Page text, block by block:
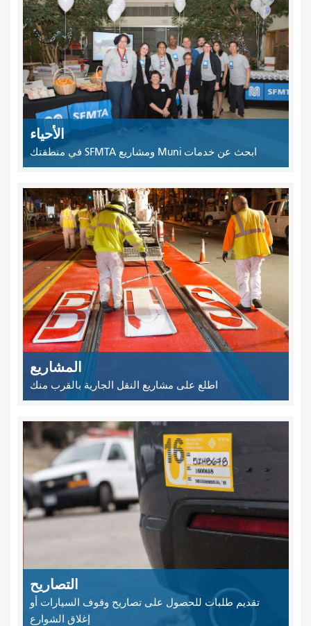
الأحياء
ابحث عن خدمات Muni ومشاريع SFMTA في منطقتك
المشاريع
اطلع على مشاريع النقل الجارية بالقرب منك
التصاريح
تقديم طلبات للحصول على تصاريح وقوف السيارات أو
إغلاق الشوارع